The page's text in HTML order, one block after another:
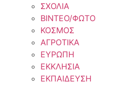
ΣΧΟΛΙΑ
ΒΙΝΤΕΟ/ΦΩΤΟ
ΚΟΣΜΟΣ
ΑΓΡΟΤΙΚΑ
ΕΥΡΩΠΗ
ΕΚΚΛΗΣΙΑ
ΕΚΠΑΙΔΕΥΣΗ